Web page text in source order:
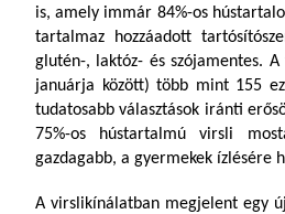
is, amely immár 84%-os
tartalmaz hozzáadott
glutén-, laktóz- és szójamentes.
januárja között) több mint 155
tudatosabb választások iránti
75%-os hústartalmú virsli
gazdagabb, a gyermekek ízlésére
A virslikínálatban megjelent egy